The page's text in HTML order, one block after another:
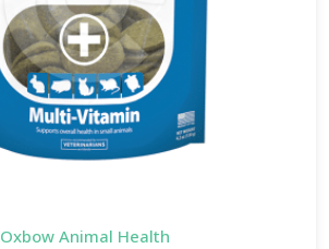
Oxbow Animal Health